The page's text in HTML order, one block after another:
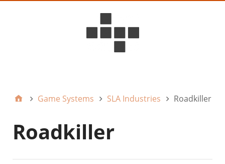
Game Systems SLA Industries Roadkiller
Roadkiller